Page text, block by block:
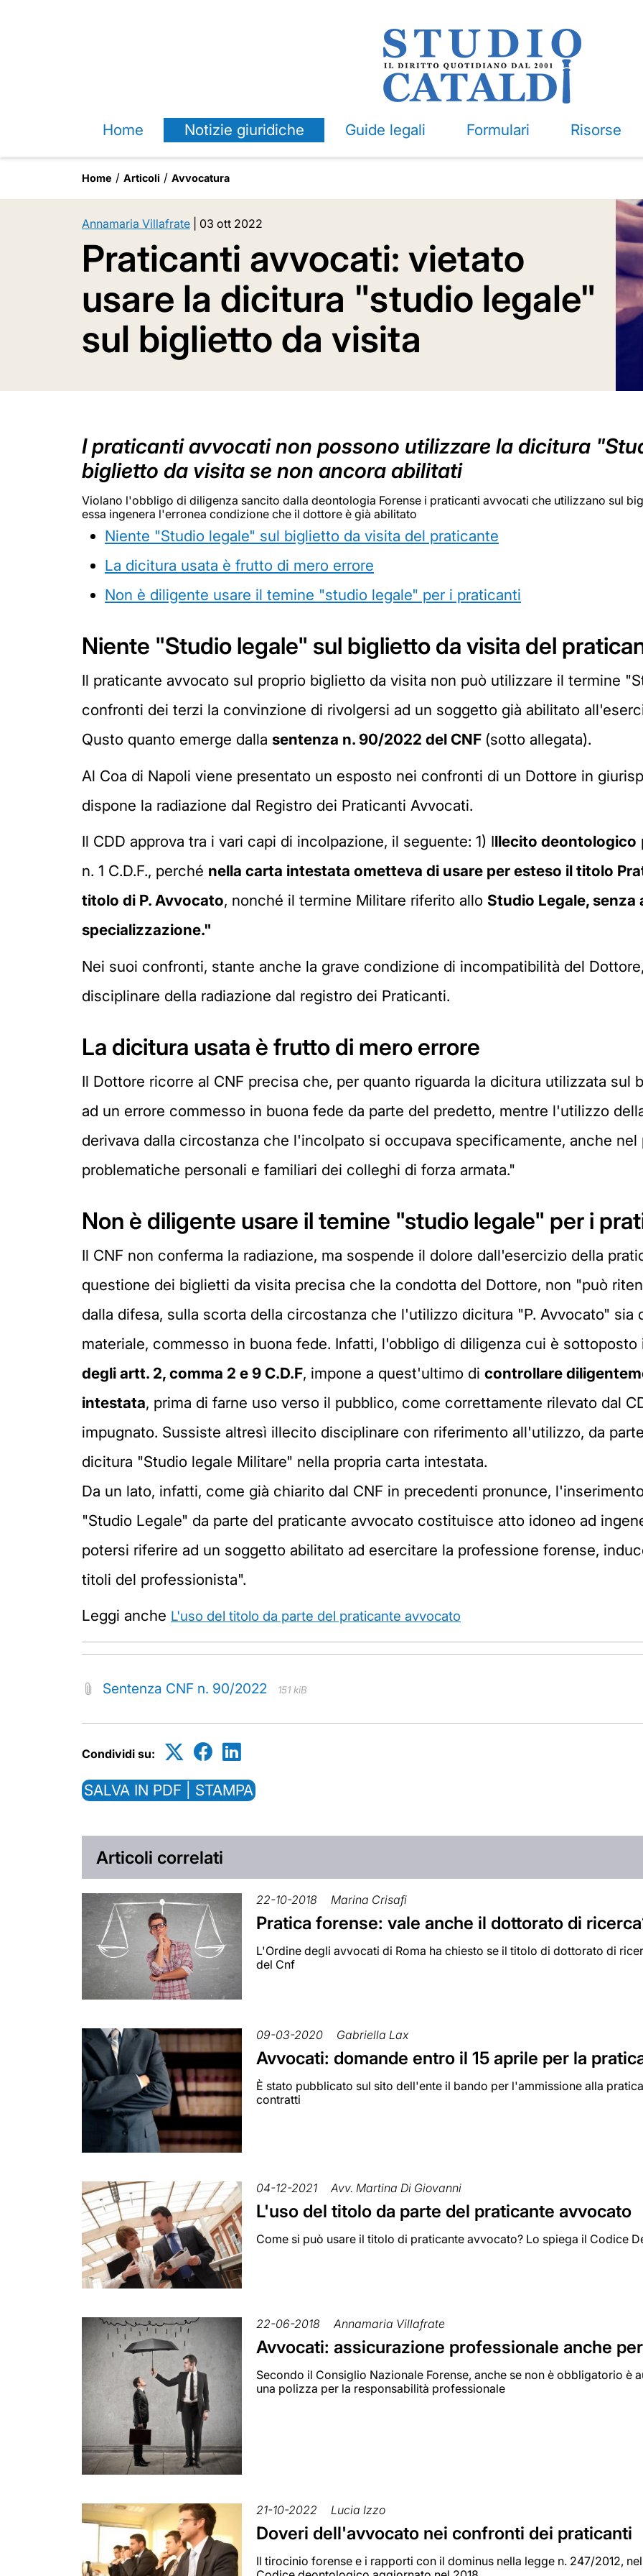
Home Notizie giuridiche Guide legali Formulari Risorse
Home Articoli Avvocatura
Annamaria Villafrate 03 ott 2022
Praticanti avvocati: vietato
usare la dicitura "studio legale"
sul biglietto da visita
I praticanti avvocati non possono utilizzare la dicitura
biglietto da visita se non ancora abilitati
Violano l'obbligo di diligenza sancito dalla deontologia Forense i praticanti avvocati che utilizzano sul
essa ingenera l'erronea condizione che il dottore è già abilitato
Niente "Studio legale" sul biglietto da visita del praticante
La dicitura usata è frutto di mero errore
Non è diligente usare il temine "studio legale" per i praticanti
Niente "Studio legale" sul biglietto da visita del
Il praticante avvocato sul proprio biglietto da visita non può utilizzare il termine
confronti dei terzi la convinzione di rivolgersi ad un soggetto già abilitato
Qusto quanto emerge dalla sentenza n. 90/2022 del CNF (sotto allegata).
Al Coa di Napoli viene presentato un esposto nei confronti di un Dottore in
dispone la radiazione dal Registro dei Praticanti Avvocati.
Il CDD approva tra i vari capi di incolpazione, il seguente: 1) Illecito deontologico
n. 1 C.D.F., perché nella carta intestata ometteva di usare per esteso il titolo
titolo di P. Avvocato, nonché il termine Militare riferito allo Studio Legale,
specializzazione."
Nei suoi confronti, stante anche la grave condizione di incompatibilità del
disciplinare della radiazione dal registro dei Praticanti.
La dicitura usata è frutto di mero errore
Il Dottore ricorre al CNF precisa che, per quanto riguarda la dicitura utilizzata sul
ad un errore commesso in buona fede da parte del predetto, mentre l'utilizzo
derivava dalla circostanza che l'incolpato si occupava specificamente, anche
problematiche personali e familiari dei colleghi di forza armata."
Non è diligente usare il temine "studio legale" per i
Il CNF non conferma la radiazione, ma sospende il dolore dall'esercizio della
questione dei biglietti da visita precisa che la condotta del Dottore, non "può
dalla difesa, sulla scorta della circostanza che l'utilizzo dicitura "P. Avvocato" sia
materiale, commesso in buona fede. Infatti, l'obbligo di diligenza cui è
degli artt. 2, comma 2 e 9 C.D.F, impone a quest'ultimo di controllare
intestata, prima di farne uso verso il pubblico, come correttamente rilevato dal
impugnato. Sussiste altresì illecito disciplinare con riferimento all'utilizzo, da
dicitura "Studio legale Militare" nella propria carta intestata.
Da un lato, infatti, come già chiarito dal CNF in precedenti pronunce,
"Studio Legale" da parte del praticante avvocato costituisce atto idoneo ad
potersi riferire ad un soggetto abilitato ad esercitare la professione forense,
titoli del professionista".
Leggi anche L'uso del titolo da parte del praticante avvocato
Sentenza CNF n. 90/2022 151 kiB
Condividi su:
SALVA IN PDF | STAMPA
Articoli correlati
22-10-2018 Marina Crisafi
Pratica forense: vale anche il dottorato di
L'Ordine degli avvocati di Roma ha chiesto se il titolo di dottorato di
del Cnf
09-03-2020 Gabriella Lax
Avvocati: domande entro il 15 aprile per la
È stato pubblicato sul sito dell'ente il bando per l'ammissione alla
contratti
04-12-2021 Avv. Martina Di Giovanni
L'uso del titolo da parte del praticante avvocato
Come si può usare il titolo di praticante avvocato? Lo spiega il Codice
22-06-2018 Annamaria Villafrate
Avvocati: assicurazione professionale anche
Secondo il Consiglio Nazionale Forense, anche se non è obbligatorio è
una polizza per la responsabilità professionale
21-10-2022 Lucia Izzo
Doveri dell'avvocato nei confronti dei praticanti
Il tirocinio forense e i rapporti con il dominus nella legge n. 247/2012,